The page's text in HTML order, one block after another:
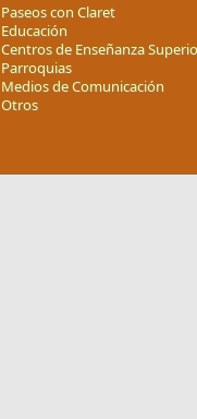
Paseos con Claret
Educación
Centros de Enseñanza
Parroquias
Medios de Comunicación
Otros